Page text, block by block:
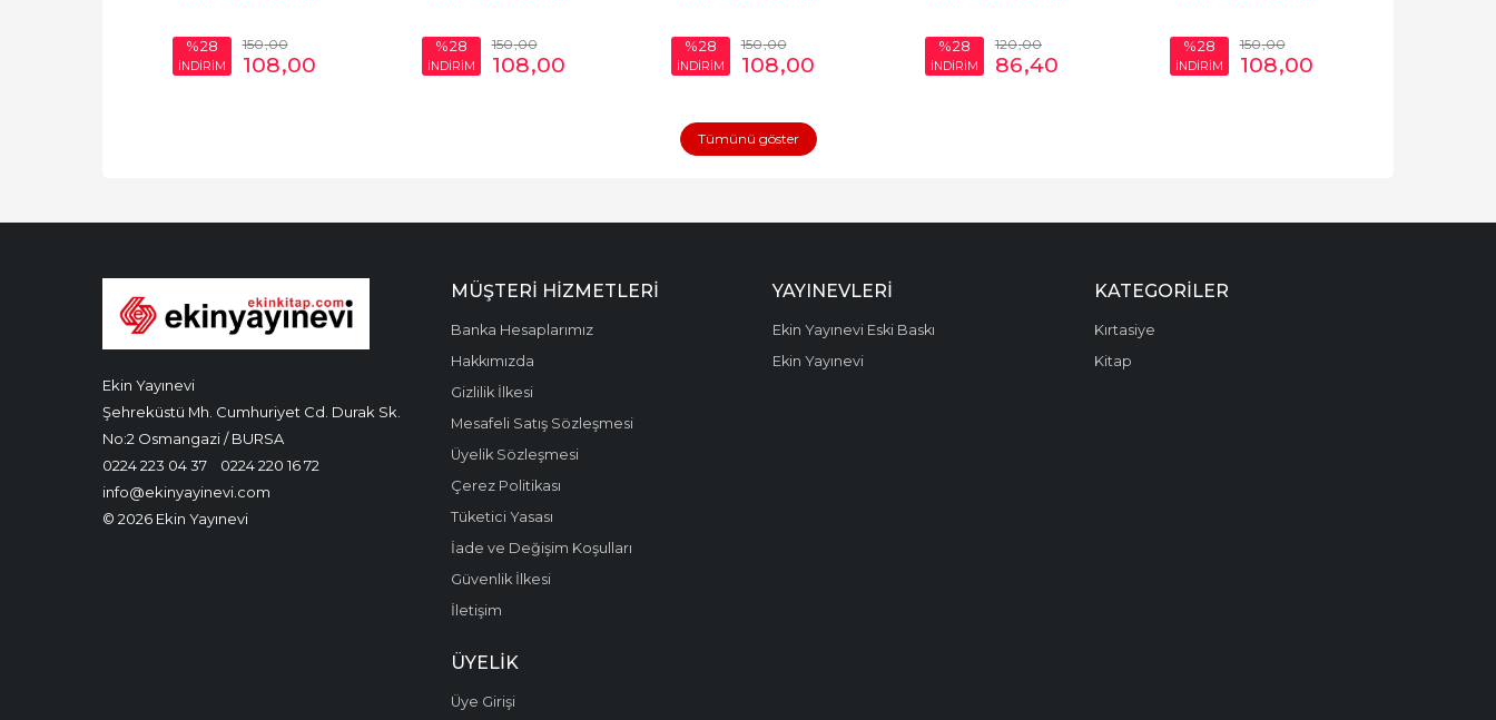
%28
İNDİRİM
150,00
108,00
%28
İNDİRİM
150,00
108,00
%28
İNDİRİM
150,00
108,00
%28
İNDİRİM
120,00
86,40
%28
İNDİRİM
150,00
108,00
Tümünü göster
Ekin Yayınevi
Şehreküstü Mh. Cumhuriyet Cd. Durak Sk.
No:2 Osmangazi / BURSA
0224 223 04 37
0224 220 16 72
info@ekinyayinevi.com
© 2026 Ekin Yayınevi
MÜŞTERI HIZMETLERI
Banka Hesaplarımız
Hakkımızda
Gizlilik İlkesi
Mesafeli Satış Sözleşmesi
Üyelik Sözleşmesi
Çerez Politikası
Tüketici Yasası
İade ve Değişim Koşulları
Güvenlik İlkesi
İletişim
YAYINEVLERI
Ekin Yayınevi Eski Baskı
Ekin Yayınevi
KATEGORILER
Kırtasiye
Kitap
ÜYELIK
Üye Girişi